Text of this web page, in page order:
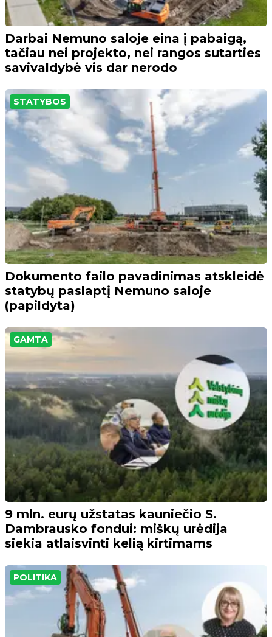
Darbai Nemuno saloje eina į pabaigą,
tačiau nei projekto, nei rangos sutarties
savivaldybė vis dar nerodo
STATYBOS
Dokumento failo pavadinimas atskleidė
statybų paslaptį Nemuno saloje
(papildyta)
GAMTA
9 mln. eurų užstatas kauniečio S.
Dambrausko fondui: miškų urėdija
siekia atlaisvinti kelią kirtimams
POLITIKA